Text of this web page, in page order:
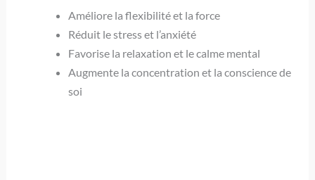
Améliore la flexibilité et la force
Réduit le stress et l’anxiété
Favorise la relaxation et le calme mental
Augmente la concentration et la conscience de
soi